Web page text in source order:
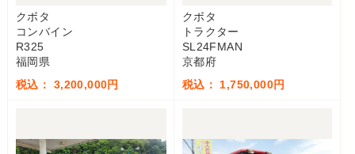
クボタ
コンバイン
R325
福岡県
税込： 3,200,000円
クボタ
トラクター
SL24FMAN
京都府
税込： 1,750,000円